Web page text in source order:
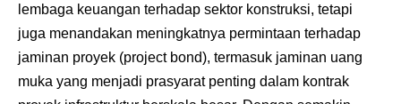
lembaga keuangan terhadap sektor konstruksi, tetapi
juga menandakan meningkatnya permintaan terhadap
jaminan proyek (project bond), termasuk jaminan uang
muka yang menjadi prasyarat penting dalam kontrak